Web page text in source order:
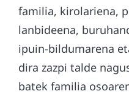
familia, kirolariena,
lanbideena,
ipuin-bildumarena
dira zazpi talde
batek familia